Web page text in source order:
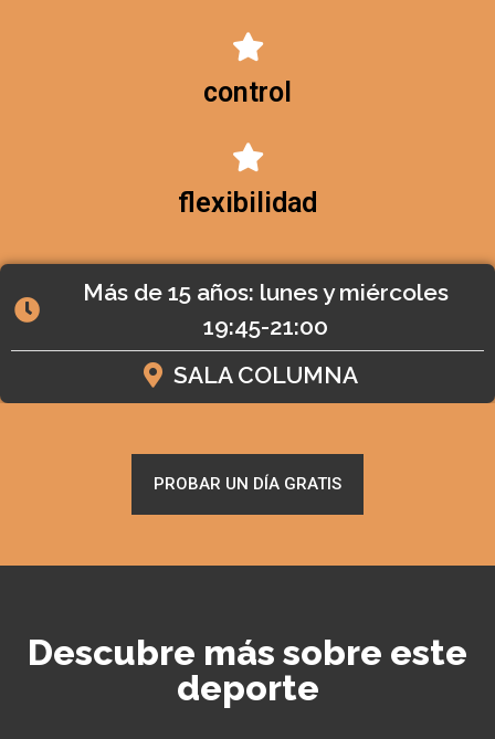
control
flexibilidad
Más de 15 años: lunes y miércoles
19:45-21:00
SALA COLUMNA
PROBAR UN DÍA GRATIS
Descubre más sobre este
deporte